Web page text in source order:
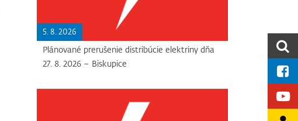
5. 8. 2026
Plánované prerušenie distribúcie elektriny dňa
27. 8. 2026 – Biskupice